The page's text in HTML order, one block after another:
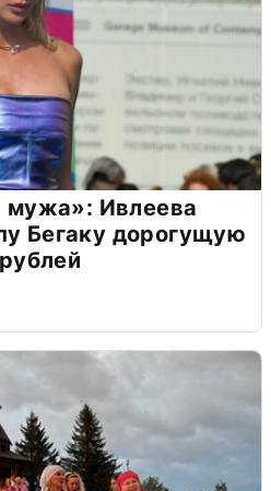
мужа»: Ивлеева
Бегаку дорогущую